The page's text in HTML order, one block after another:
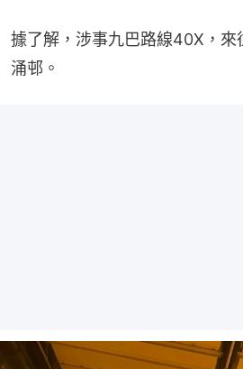
據了解，涉事九巴路線40X，來
涌邨。